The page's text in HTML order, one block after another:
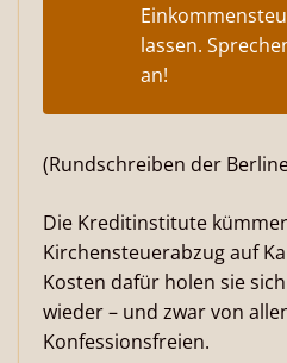
lassen.
an!
(Rundschreiben der
Die Kreditinstitute
Kirchensteuerabzug auf
Kosten dafür holen sie
wieder – und zwar von
Konfessionsfreien.